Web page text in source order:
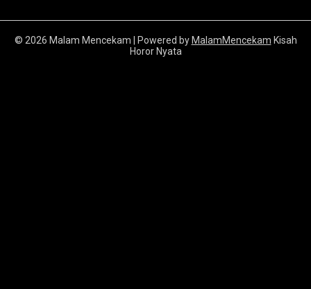
© 2026 Malam Mencekam | Powered by MalamMencekam Kisah
Horor Nyata